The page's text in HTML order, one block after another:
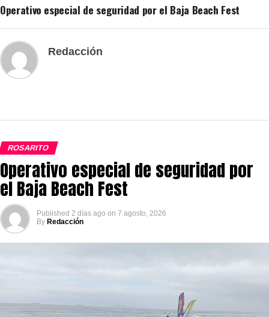
Operativo especial de seguridad por el Baja Beach Fest
Redacción
ROSARITO
Operativo especial de seguridad por
el Baja Beach Fest
Published 2 días ago on 7 agosto, 2026
By Redacción